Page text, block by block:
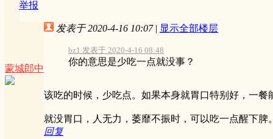
举报
蒙城郎中
发表于 2020-4-16 10:07 | 显示全部楼层
bz1 发表于 2020-4-16 08:48
你的意思是少吃一点就没事？
该吃的时候，少吃点。如果本身就胃口特别好，一
就没胃口，人无力，萎靡不振时，可以吃一点醒下脾
回复